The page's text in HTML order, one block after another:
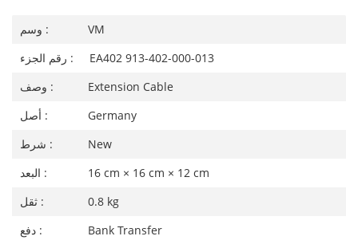
وسم :
VM
رقم الجزء :
EA402 913-402-000-013
وصف :
Extension Cable
أصل :
Germany
شرط :
New
البعد :
16 cm × 16 cm × 12 cm
ثقل :
0.8 kg
دفع :
Bank Transfer